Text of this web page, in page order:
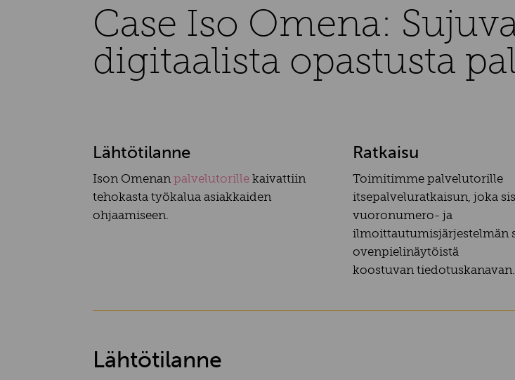
Case Iso Omena:
digitaalista opastusta
Lähtötilanne
Ison Omenan palvelutorille kaivattiin
tehokasta työkalua asiakkaiden
ohjaamiseen.
Ratkaisu
Toimitimme palvelutorille
itsepalveluratkaisun, joka
vuoronumero- ja
ilmoittautumisjärjestelmän
ovenpielinäytöistä
koostuvan tiedotuskanavan.
Lähtötilanne